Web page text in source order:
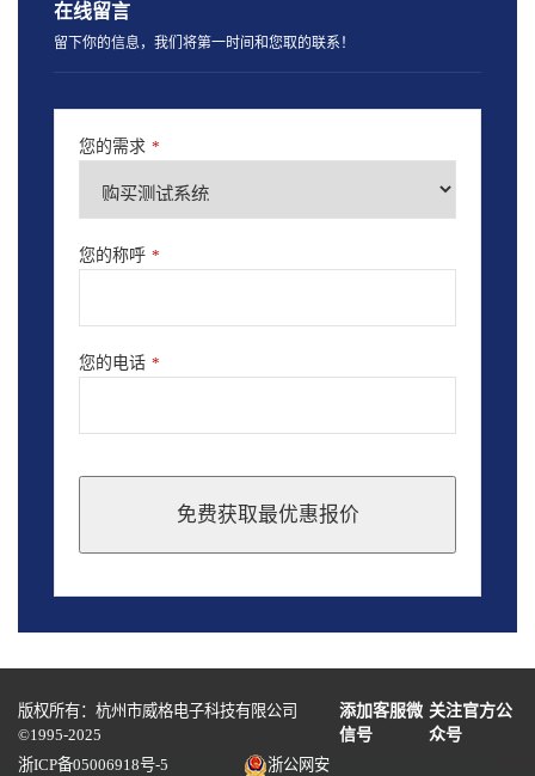
在线留言
留下你的信息，我们将第一时间和您取的联系！
您的需求 *
您的称呼 *
您的电话 *
免费获取最优惠报价
should
blank
版权所有：杭州市威格电子科技有限公司
©1995-2025
添加客服微
信号
关注官方公
众号
浙ICP备05006918号-5
浙公网安